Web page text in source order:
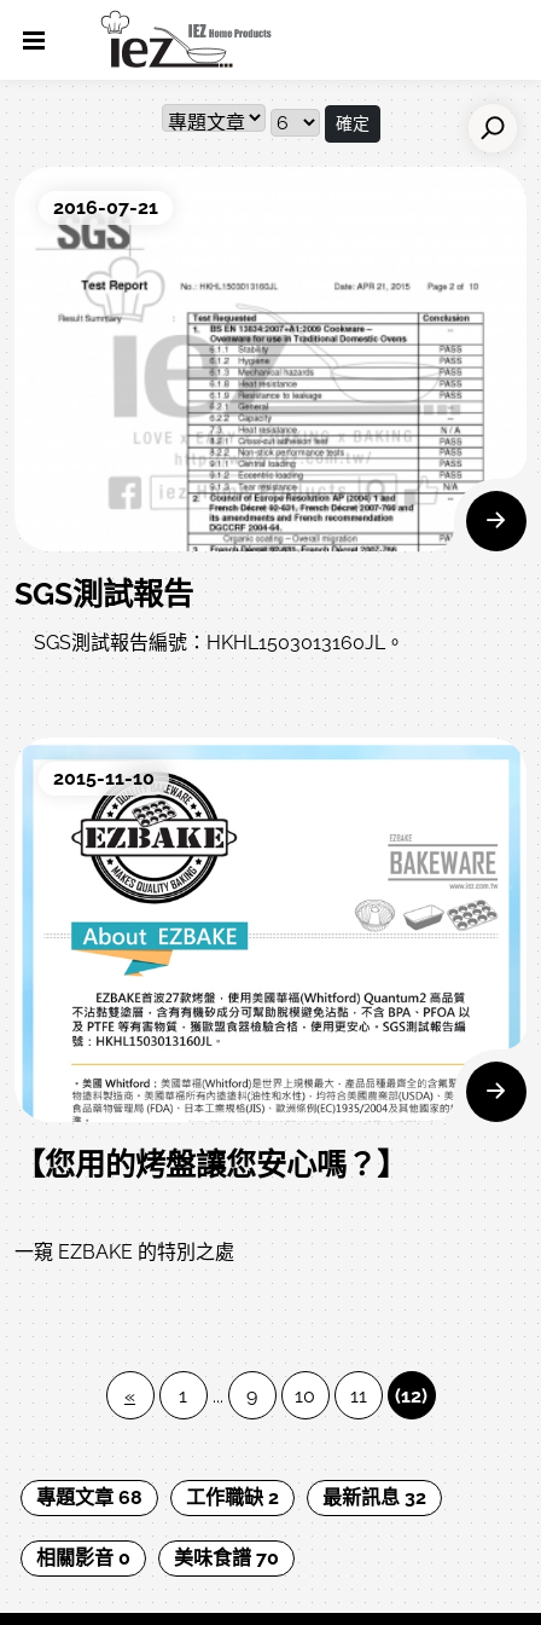
確定
2016-07-21
SGS測試報告
SGS測試報告編號：HKHL1503013160JL。
2015-11-10
【您用的烤盤讓您安心嗎？】
一窺 EZBAKE 的特別之處
« 1 ... 9 10 11 (12)
專題文章 68 工作職缺 2 最新訊息 32
相關影音 0 美味食譜 70